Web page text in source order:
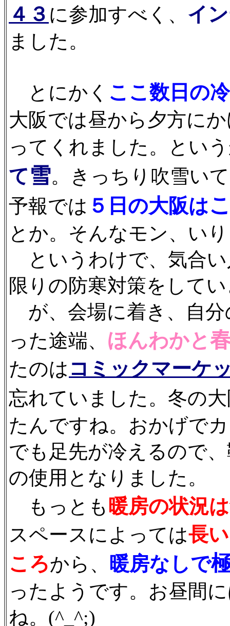
４３ に参加すべく、 イ
ました。
とにかく ここ数日の
大阪では昼から夕方に
ってくれました。とい
て雪。きっちり吹雪い
予報では ５日の大阪は
とか。そんなモン、い
というわけで、気合
限りの防寒対策をして
が、会場に着き、自分
った途端、 ほんわかと
たのは コミックマーケ
忘れていました。冬の
たんですね。おかげで
でも足先が冷えるので
の使用となりました。
もっとも 暖房の状況
スペースによっては長
ころから、 暖房なしで
ったようです。お昼間
ね。(^_^;)